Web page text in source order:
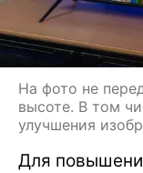
На фото не
высоте. В том
улучшения
Для